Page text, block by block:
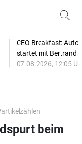
CEO Breakfast:
startet mit Bertrand
07.08.2026, 12:05
beim